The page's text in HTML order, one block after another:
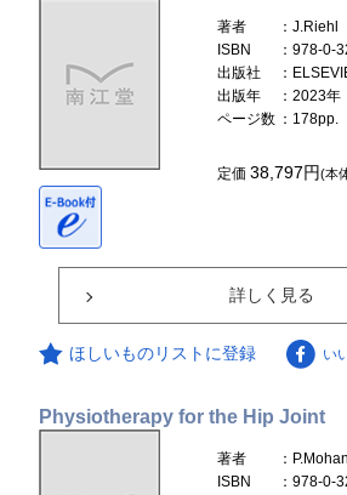
著者
：J.Riehl
ISBN
：978-0-
出版社
：
出版年
：2023年
ページ数 ：178pp.
定価38,797円(本
詳しく見る
ほしいものリストに登録 い
Physiotherapy for the Hip Joint
著者
：
ISBN
：978-0-